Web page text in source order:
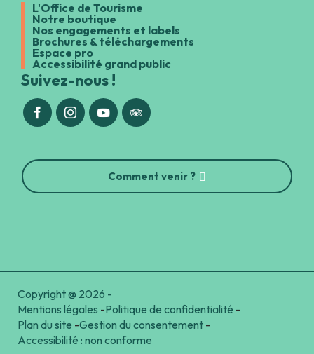
L'Office de Tourisme
Notre boutique
Nos engagements et labels
Brochures & téléchargements
Espace pro
Accessibilité grand public
Suivez-nous !
Comment venir ?
Copyright @ 2026 -
Mentions légales -Politique de confidentialité -
Plan du site -Gestion du consentement -
Accessibilité : non conforme